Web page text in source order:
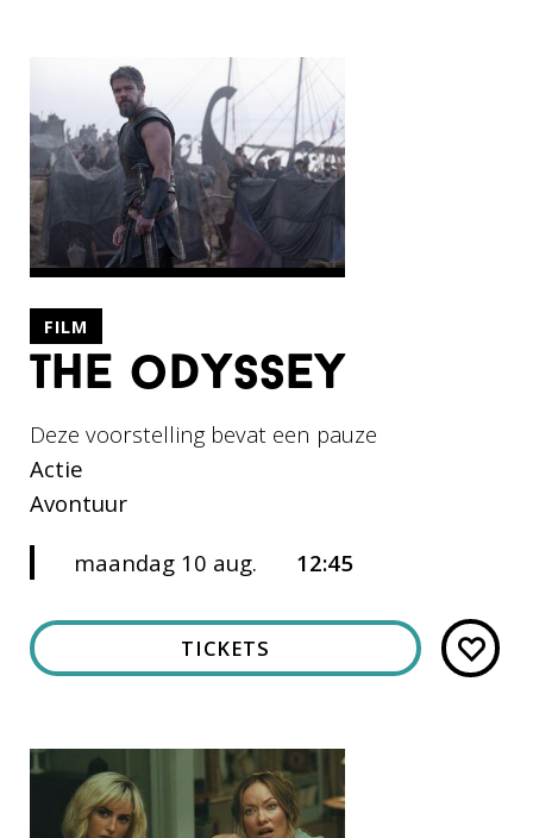
the odyssey
Deze voorstelling bevat een pauze
Actie
Avontuur
FILM
maandag 10 aug. 12:45
TICKETS